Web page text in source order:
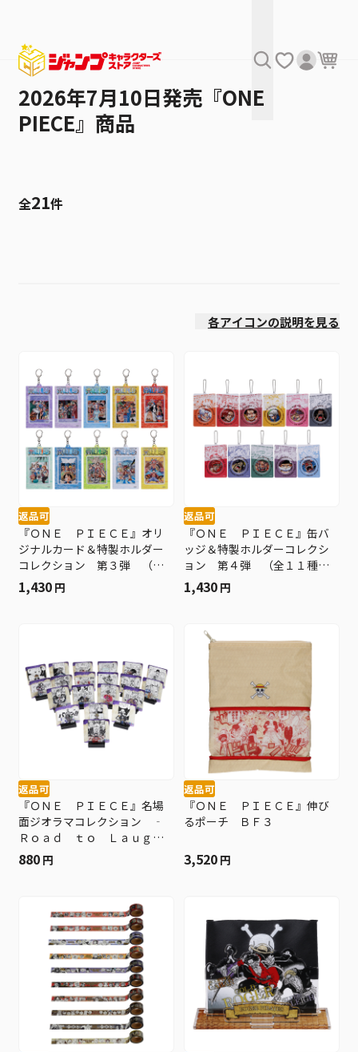
2026年7月10日発売『ONE
PIECE』商品
全21件
各アイコンの説明を見る
返品可
『ＯＮＥ ＰＩＥＣＥ』オリ
ジナルカード＆特製ホルダー
コレクション 第３弾 （全
１０種／ランダム１種入
り） ＢＦ３
1,430 円
返品可
『ＯＮＥ ＰＩＥＣＥ』缶バ
ッジ＆特製ホルダーコレクシ
ョン 第４弾 （全１１種／
ランダム１種入り） ＢＦ３
1,430 円
返品可
『ＯＮＥ ＰＩＥＣＥ』名場
面ジオラマコレクション ‐
Ｒｏａｄ ｔｏ Ｌａｕｇ
ｈ Ｔａｌｅ‐ ｖｏｌ．１
１ （全２０種／ランダム１
880 円
返品可
『ＯＮＥ ＰＩＥＣＥ』伸び
るポーチ ＢＦ３
3,520 円